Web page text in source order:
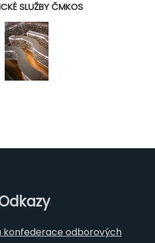
SLUŽBY ČMKOS
konfederace odborových